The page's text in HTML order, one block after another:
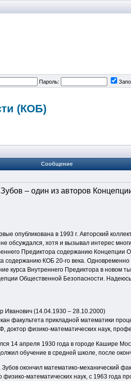
Пароль:
(КОБ)
Сообщение
– один из авторов
опубликована в 1993 г. Авторский
обсуждался, хотя и вызывал интерес
Предиктора содержанию
содержанию КОБ 20-го века.
курса Внутреннего Предиктора в новом
Общественной Безопасности.
Иванович (14.04.1930 – 28.10.2000)
факультета прикладной математики
доктор физико-математических наук,
14 апреля 1930 года в городе Кашире
обучение в средней школе, после
окончил математико-механический
физико-математических наук, с 1963 года